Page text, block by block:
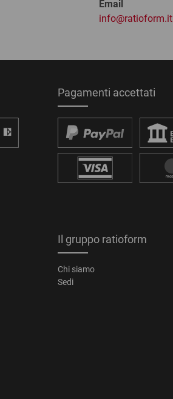
Email
info@ratioform.it
Pagamenti accettati
Il gruppo ratioform
Chi siamo
Sedi